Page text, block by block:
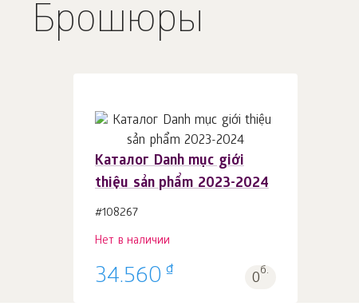
Брошюры
Каталог Danh mục giới
thiệu sản phẩm 2023-2024
#108267
Нет в наличии
34.560 ₫ 0б.